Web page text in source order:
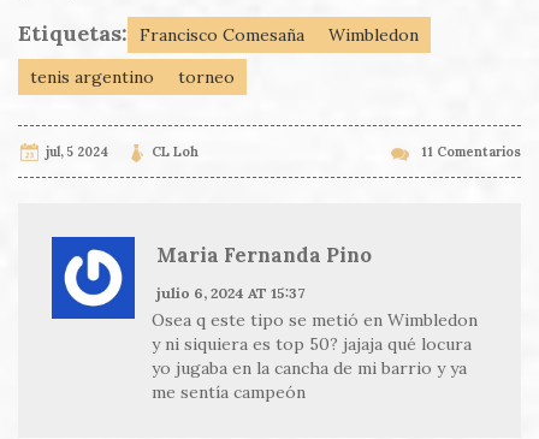
Etiquetas: Francisco Comesaña
Wimbledon
tenis argentino
torneo
jul, 5 2024 CL Loh 11 Comentarios
Maria Fernanda Pino
julio 6, 2024 AT 15:37
Osea q este tipo se metió en Wimbledon
y ni siquiera es top 50? jajaja qué locura
yo jugaba en la cancha de mi barrio y ya
me sentía campeón